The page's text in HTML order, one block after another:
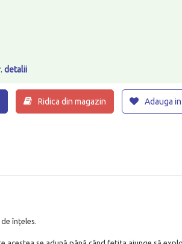
detalii
Ridica din magazin Adauga
înțeles.